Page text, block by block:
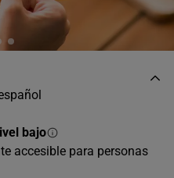
bajo
accesible para personas